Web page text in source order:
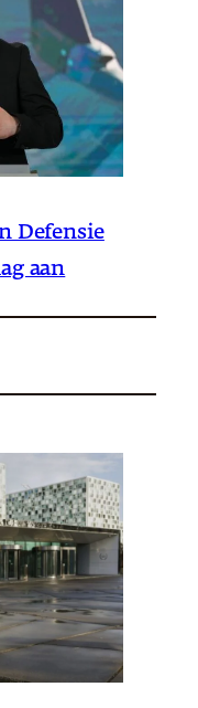
Defensie
aan